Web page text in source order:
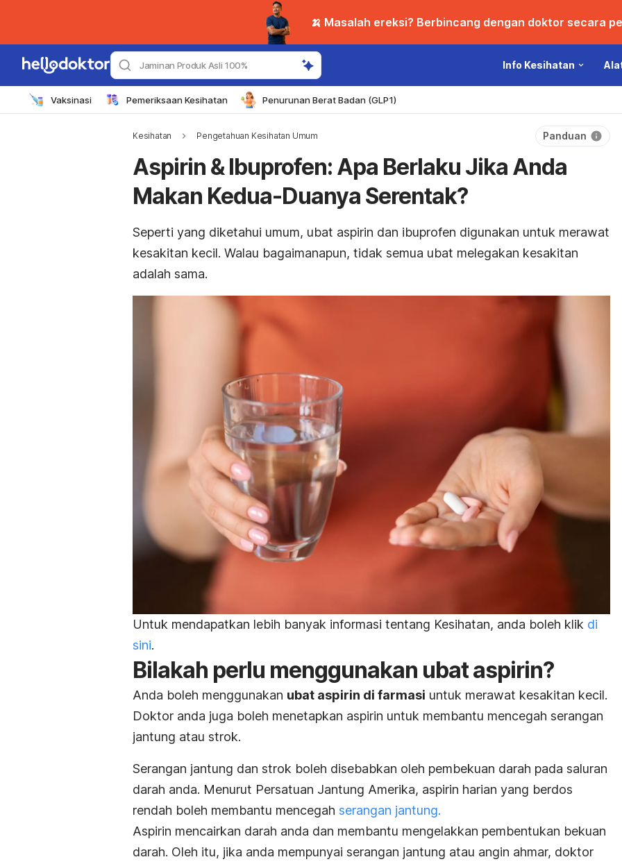
🍌 Masalah ereksi? Berbincang dengan doktor secara
Jaminan Produk Asli 100% Info Kesihatan
Vaksinasi Pemeriksaan Kesihatan Penurunan Berat Badan (GLP1)
Kesihatan Pengetahuan Kesihatan Umum Panduan
Aspirin & Ibuprofen: Apa Berlaku Jika Anda
Makan Kedua-Duanya Serentak?
Seperti yang diketahui umum, ubat aspirin dan ibuprofen digunakan untuk merawat
kesakitan kecil. Walau bagaimanapun, tidak semua ubat melegakan kesakitan
adalah sama.
Untuk mendapatkan lebih banyak informasi tentang Kesihatan, anda boleh klik di
sini.
Bilakah perlu menggunakan ubat aspirin?
Anda boleh menggunakan ubat aspirin di farmasi untuk merawat kesakitan kecil.
Doktor anda juga boleh menetapkan aspirin untuk membantu mencegah serangan
jantung atau strok.
Serangan jantung dan strok boleh disebabkan oleh pembekuan darah pada saluran
darah anda. Menurut Persatuan Jantung Amerika, aspirin harian yang berdos
rendah boleh membantu mencegah serangan jantung.
Aspirin mencairkan darah anda dan membantu mengelakkan pembentukan bekuan
darah. Oleh itu, jika anda mempunyai serangan jantung atau angin ahmar, doktor